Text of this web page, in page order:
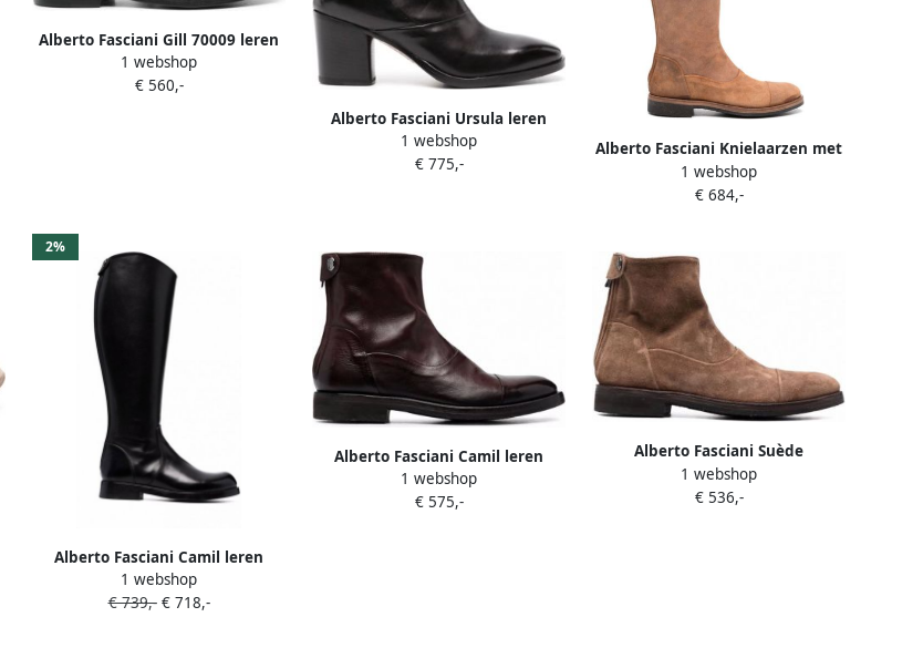
Alberto Fasciani Gill 70009 leren
laarzen Zwart
1 webshop
€ 560,-
Alberto Fasciani Ursula leren
enkellaarzen Zwart
1 webshop
€ 775,-
Alberto Fasciani Knielaarzen met
rits Bruin
1 webshop
€ 684,-
2%
Alberto Fasciani Camil leren
laarzen Zwart
1 webshop
€ 739,-€ 718,-
Alberto Fasciani Camil leren
laarzen Bruin
1 webshop
€ 575,-
Alberto Fasciani Suède
enkellaarzen Bruin
1 webshop
€ 536,-